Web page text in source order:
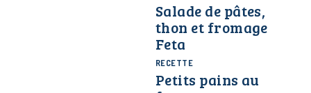
Salade de pâtes,
thon et fromage
Feta
RECETTE
Petits pains au